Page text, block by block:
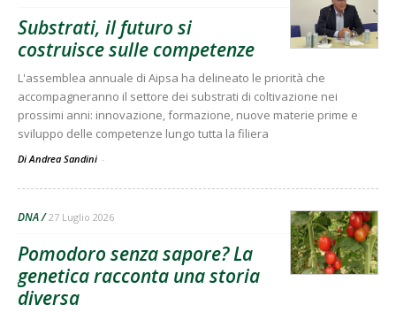
Substrati, il futuro si
costruisce sulle competenze
L'assemblea annuale di Aipsa ha delineato le priorità che
accompagneranno il settore dei substrati di coltivazione nei
prossimi anni: innovazione, formazione, nuove materie prime e
sviluppo delle competenze lungo tutta la filiera
Di Andrea Sandini -
DNA 27 Luglio 2026
Pomodoro senza sapore? La
genetica racconta una storia
diversa